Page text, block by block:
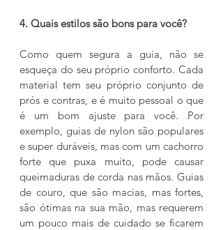
4. Quais estilos são bons para você?
Como quem segura a guia, não se
esqueça do seu próprio conforto. Cada
material tem seu próprio conjunto de
prós e contras, e é muito pessoal o que
é um bom ajuste para você. Por
exemplo, guias de nylon são populares
e super duráveis, mas com um cachorro
forte que puxa muito, pode causar
queimaduras de corda nas mãos. Guias
de couro, que são macias, mas fortes,
são ótimas na sua mão, mas requerem
um pouco mais de cuidado se ficarem